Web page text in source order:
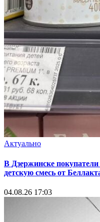
Актуально
В Дзержинске
детскую смесь от
04.08.26 17:03